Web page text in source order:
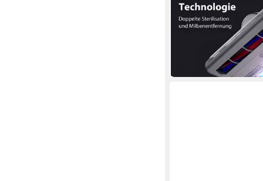
Milbenstaubsauger
179,99 € UVP299,00 €
mtl. in 12 Raten
in 3-4 Werktagen bei dir